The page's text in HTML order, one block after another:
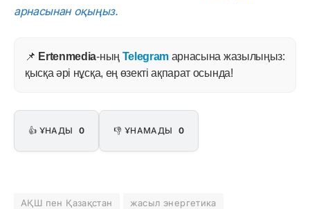
арнасынан оқыңыз.
📌 Ertenmedia-ның Telegram арнасына жазылыңыз:
қысқа әрі нұсқа, ең өзекті ақпарат осында!
👍 ҰНАДЫ 0 👎 ҰНАМАДЫ 0
АҚШ пен Қазақстан
жасыл энергетика